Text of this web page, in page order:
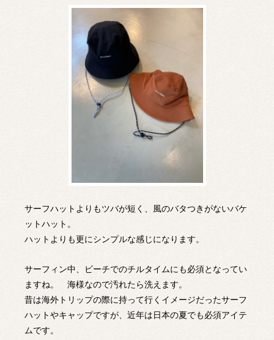
サーフハットよりもツバが短く、風のバタつきがないバケ
ットハット。
ハットよりも更にシンプルな感じになります。
サーフィン中、ビーチでのチルタイムにも必須となってい
ますね。 海様なので汚れたら洗えます。
昔は海外トリップの際に持って行くイメージだったサーフ
ハットやキャップですが、近年は日本の夏でも必須アイテ
ムです。